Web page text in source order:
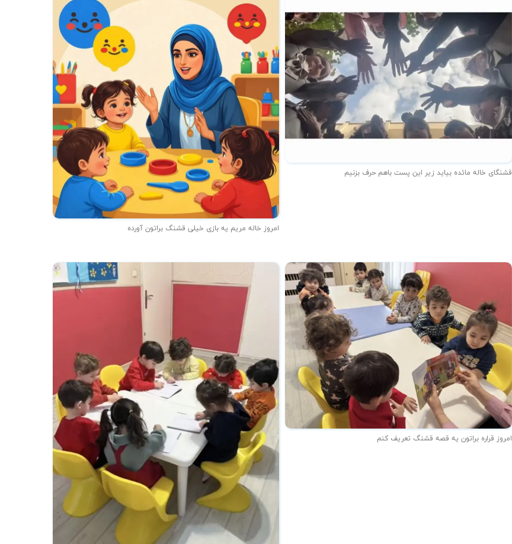
قشنگای خاله مائده بیاید زیر این پست باهم حرف بزنیم
امروز خاله مریم یه بازی خیلی قشنگ براتون آورده
امروز قراره براتون یه قصه قشنگ تعریف کنم